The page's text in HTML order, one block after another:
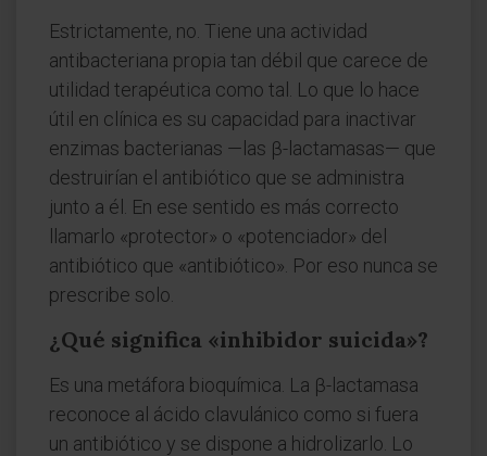
Estrictamente, no. Tiene una actividad
antibacteriana propia tan débil que carece de
utilidad terapéutica como tal. Lo que lo hace
útil en clínica es su capacidad para inactivar
enzimas bacterianas —las β-lactamasas— que
destruirían el antibiótico que se administra
junto a él. En ese sentido es más correcto
llamarlo «protector» o «potenciador» del
antibiótico que «antibiótico». Por eso nunca se
prescribe solo.
¿Qué significa «inhibidor suicida»?
Es una metáfora bioquímica. La β-lactamasa
reconoce al ácido clavulánico como si fuera
un antibiótico y se dispone a hidrolizarlo. Lo